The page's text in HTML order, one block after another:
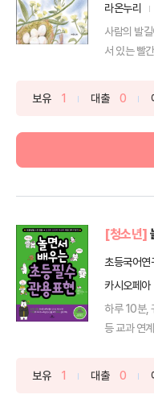
라온누리
사람의 발
서 있는 빨
보유 1 대출 0
[청소년]
초등국어연
카시오페아
하루 10분,
등 교과 연
보유 1 대출 0